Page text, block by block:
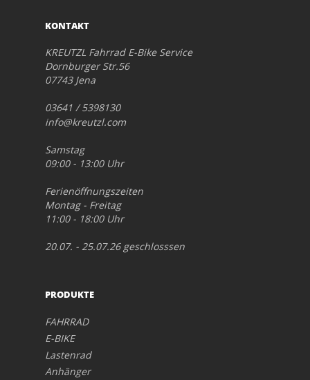
KONTAKT
KREUTZL Fahrrad E-Bike Service
Dornburger Str.56
07743 Jena
03641 / 5398130
info@kreutzl.com
Samstag
09:00 - 13:00 Uhr
Ferienöffnungszeiten
Montag - Freitag
11:00 - 18:00 Uhr
20.07. - 25.07.26 geschlosssen
PRODUKTE
FAHRRAD
E-BIKE
Lastenrad
Anhänger